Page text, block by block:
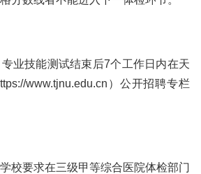
业技能测试结束后7个工作日内在天
www.tjnu.edu.cn）公开招聘专栏
校要求在三级甲等综合医院体检部门